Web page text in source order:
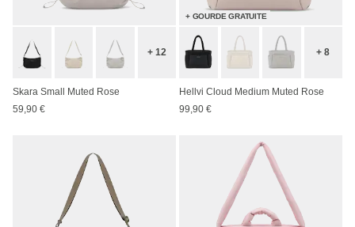
+ 12
Skara Small Muted Rose
59,90 €
+ GOURDE GRATUITE
+ 8
Hellvi Cloud Medium Muted Rose
99,90 €